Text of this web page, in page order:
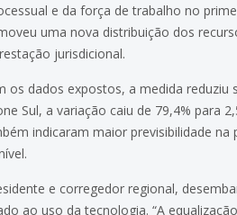
e da força de trabalho no
uma nova distribuição dos
jurisdicional.
os dados expostos, a medida
Sul, a variação caiu de 79,4% para
indicaram maior previsibilidade
e corregedor regional,
ao uso da tecnologia. “A